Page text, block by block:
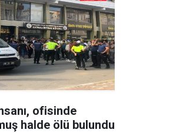
ofisinde
halde ölü bulundu